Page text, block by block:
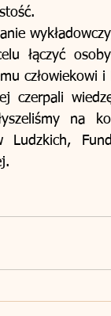
łączyć
człowiekowi i
czerpali
na
Ludzkich,